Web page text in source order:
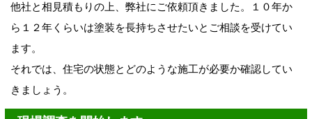
他社と相見積もりの上、弊社にご依頼頂きました。１０年か
ら１２年くらいは塗装を長持ちさせたいとご相談を受けてい
ます。
それでは 、住宅の状態とどのような施工が必要か確認してい
きましょう。